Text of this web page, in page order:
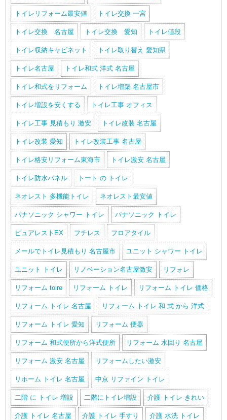
トイレリフォーム最安値 トイレ交換 一宮
トイレ交換 名古屋 トイレ交換 愛知 トイレ値段
トイレ収納キャビネット トイレ取り替え 愛知県
トイレ名古屋 トイレ和式 洋式 名古屋
トイレ和式をリフォーム トイレ増築 名古屋市
トイレ増設を安くする トイレ工事 オフィス
トイレ工事 見積もり 激安 トイレ改装 名古屋
トイレ改装 愛知 トイレ改装工事 名古屋
トイレ格安リフォーム東海市 トイレ激安 名古屋
トイレ防水パネル トート の トイレ
ネオレスト 多機能トイレ ネオレスト最安値
パナソニック シャワー トイレ パナソニック トイレ
ピュアレストEX フチレス フロアタイル
メールでトイレ見積もり 名古屋市 ユニット シャワー トイレ
ユニット トイレ リノベーション名古屋激安 リフォレ
リフォーム toire リフォーム トイレ リフォーム トイレ 価格
リフォーム トイレ 名古屋 リフォーム トイレ 和 式 から 洋式
リフォーム トイレ 愛知 リフォーム 便器
リフォーム 和式便所から洋式便所 リフォーム 水回り 名古屋
リフォーム 激安 名古屋 リフォームしたい激安
リホーム トイレ 名古屋 中京 リファイン トイレ
二階 に トイレ 増設 二階にトイレ増設 介護 トイレ きれい
介護 トイレ 名古屋 介護 トイレ 手すり 介護 水洗 トイレ